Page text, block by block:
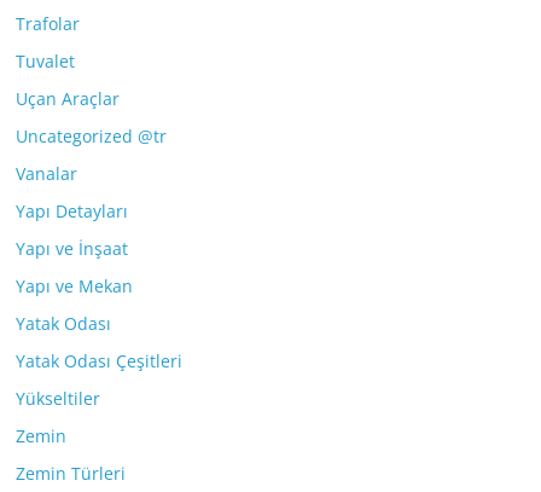
Trafolar
Tuvalet
Uçan Araçlar
Uncategorized @tr
Vanalar
Yapı Detayları
Yapı ve İnşaat
Yapı ve Mekan
Yatak Odası
Yatak Odası Çeşitleri
Yükseltiler
Zemin
Zemin Türleri